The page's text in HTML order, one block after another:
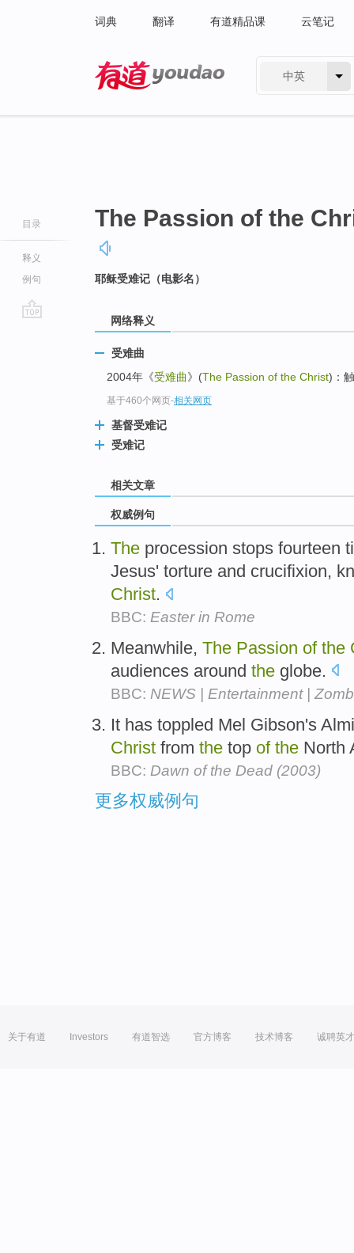
词典 翻译 有道精品课 云笔记
中英
目录
释义
例句
The Passion of the
耶稣受难记（电影名）
网络释义
受难曲
2004年《受难曲》(The Passion of the Christ)：
基于460个网页-相关网页
基督受难记
受难记
相关文章
权威例句
The procession stops fourteen
Jesus' torture and crucifixion,
Christ.
BBC: Easter in Rome
Meanwhile, The Passion of the
audiences around the globe.
BBC: NEWS | Entertainment |
It has toppled Mel Gibson's
Christ from the top of the North
BBC: Dawn of the Dead (2003)
更多权威例句
关于有道 Investors 有道智选 官方博客 技术博客 诚聘英才